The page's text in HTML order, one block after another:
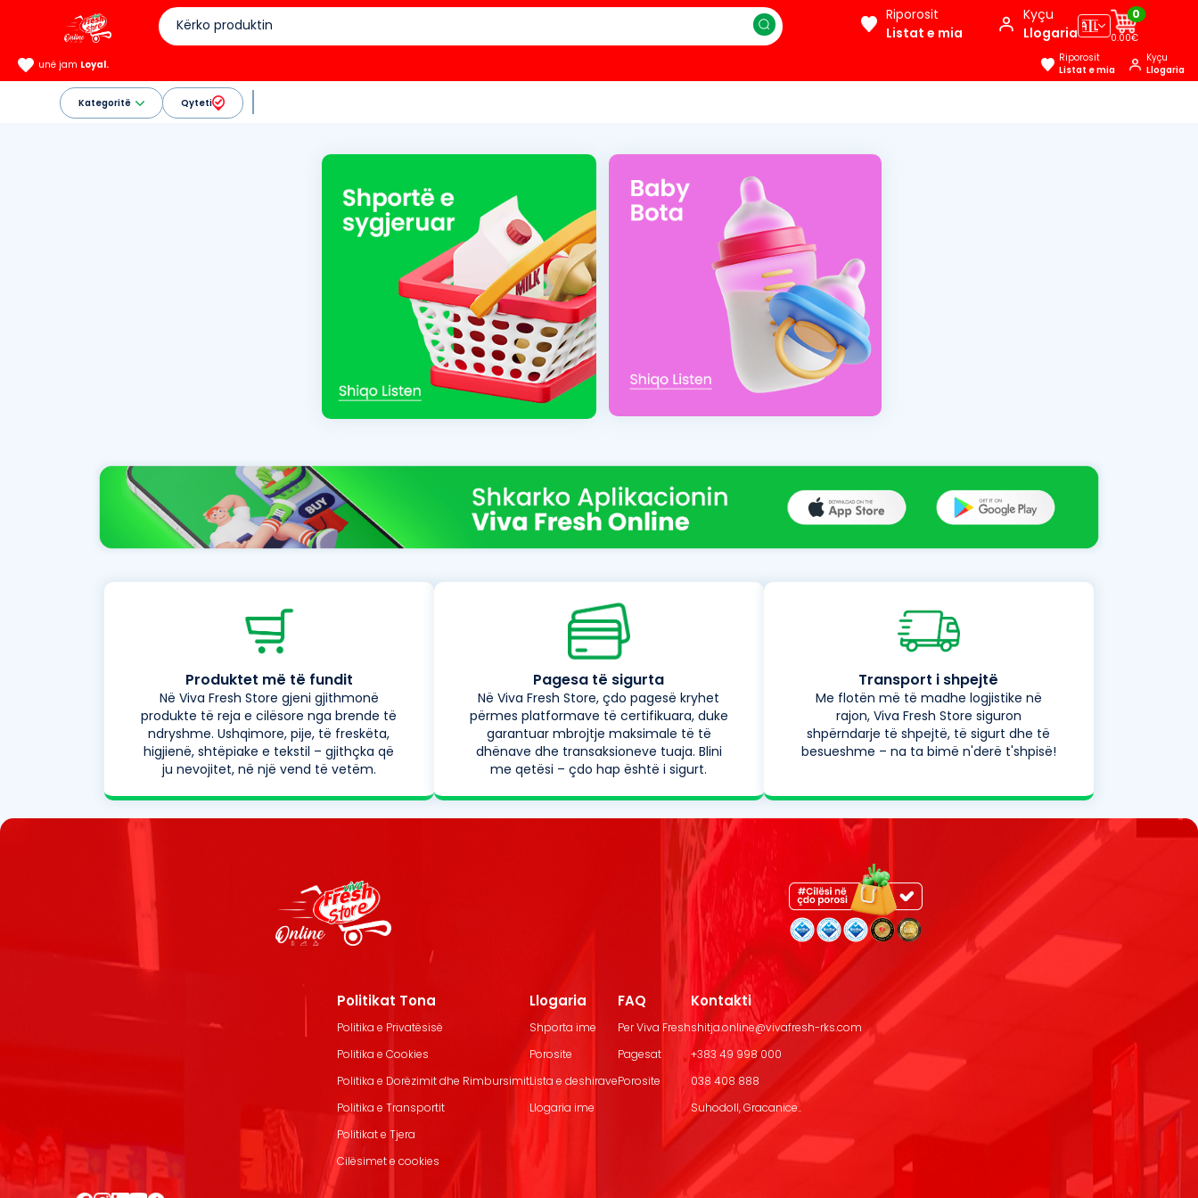
Riporosit
Listat e mia
Kyçu
Llogaria🇦🇱
0
0.00€
unë jam Loyal.
Riporosit
Listat e mia
Kyçu
Llogaria
Kategoritë Qyteti
Produktet më të fundit
Në Viva Fresh Store gjeni gjithmonë
produkte të reja e cilësore nga brende të
ndryshme. Ushqimore, pije, të freskëta,
higjienë, shtëpiake e tekstil – gjithçka që
ju nevojitet, në një vend të vetëm.
Pagesa të sigurta
Në Viva Fresh Store, çdo pagesë kryhet
përmes platformave të certifikuara, duke
garantuar mbrojtje maksimale të të
dhënave dhe transaksioneve tuaja. Blini
me qetësi – çdo hap është i sigurt.
Transport i shpejtë
Me flotën më të madhe logjistike në
rajon, Viva Fresh Store siguron
shpërndarje të shpejtë, të sigurt dhe të
besueshme – na ta bimë n'derë t'shpisë!
Politikat Tona
Politika e Privatësisë
Politika e Cookies
Politika e Dorëzimit dhe Rimbursimit
Politika e Transportit
Politikat e Tjera
Cilësimet e cookies
Llogaria
Shporta ime
Porosite
Lista e deshirave
Llogaria ime
FAQ
Per Viva Fresh
Pagesat
Porosite
Kontakti
shitja.online@vivafresh-rks.com
+383 49 998 000
038 408 888
Suhodoll, Gracanice..